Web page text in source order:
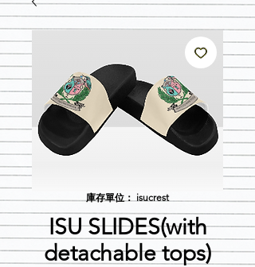
庫存單位： isucrest
ISU SLIDES(with
detachable tops)